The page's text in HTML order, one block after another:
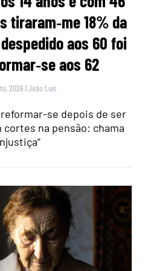
tiraram‑me 18% da
aos 60 foi
aos 62
2026 |João Luís
se depois de ser
cortes na pensão: chama